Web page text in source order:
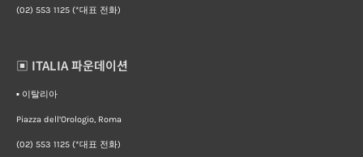
(02) 553 1125 (*대표 전화)
▣ ITALIA 파운데이션
▪︎ 이탈리아
Piazza dell’Orologio, Roma
(02) 553 1125 (*대표 전화)